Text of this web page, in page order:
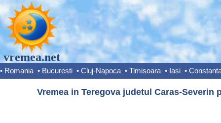
vremea.net
• Romania • Bucuresti • Cluj-Napoca • Timisoara • Iasi •
Vremea in Teregova judetul Caras-Severin